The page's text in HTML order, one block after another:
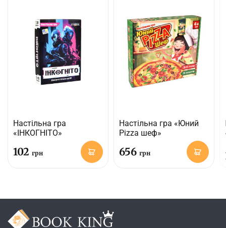
Настільна гра
«ІНКОГНІТО»
102 грн
Настільна гра «Юний
Pizza шеф»
656 грн